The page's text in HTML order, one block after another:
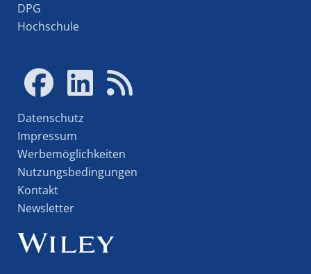
DPG
Hochschule
Datenschutz
Impressum
Werbemöglichkeiten
Nutzungsbedingungen
Kontakt
Newsletter